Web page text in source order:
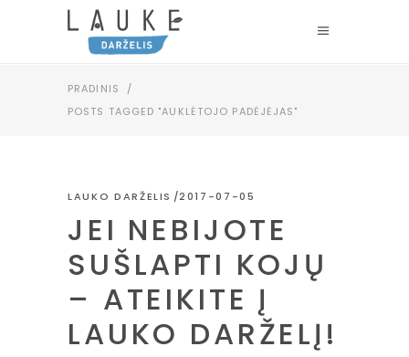
PRADINIS
/
POSTS TAGGED "AUKLĖTOJO PADĖJĖJAS"
LAUKO DARŽELIS 2017-07-05
JEI NEBIJOTE
SUŠLAPTI KOJŲ
– ATEIKITE Į
LAUKO DARŽELĮ!